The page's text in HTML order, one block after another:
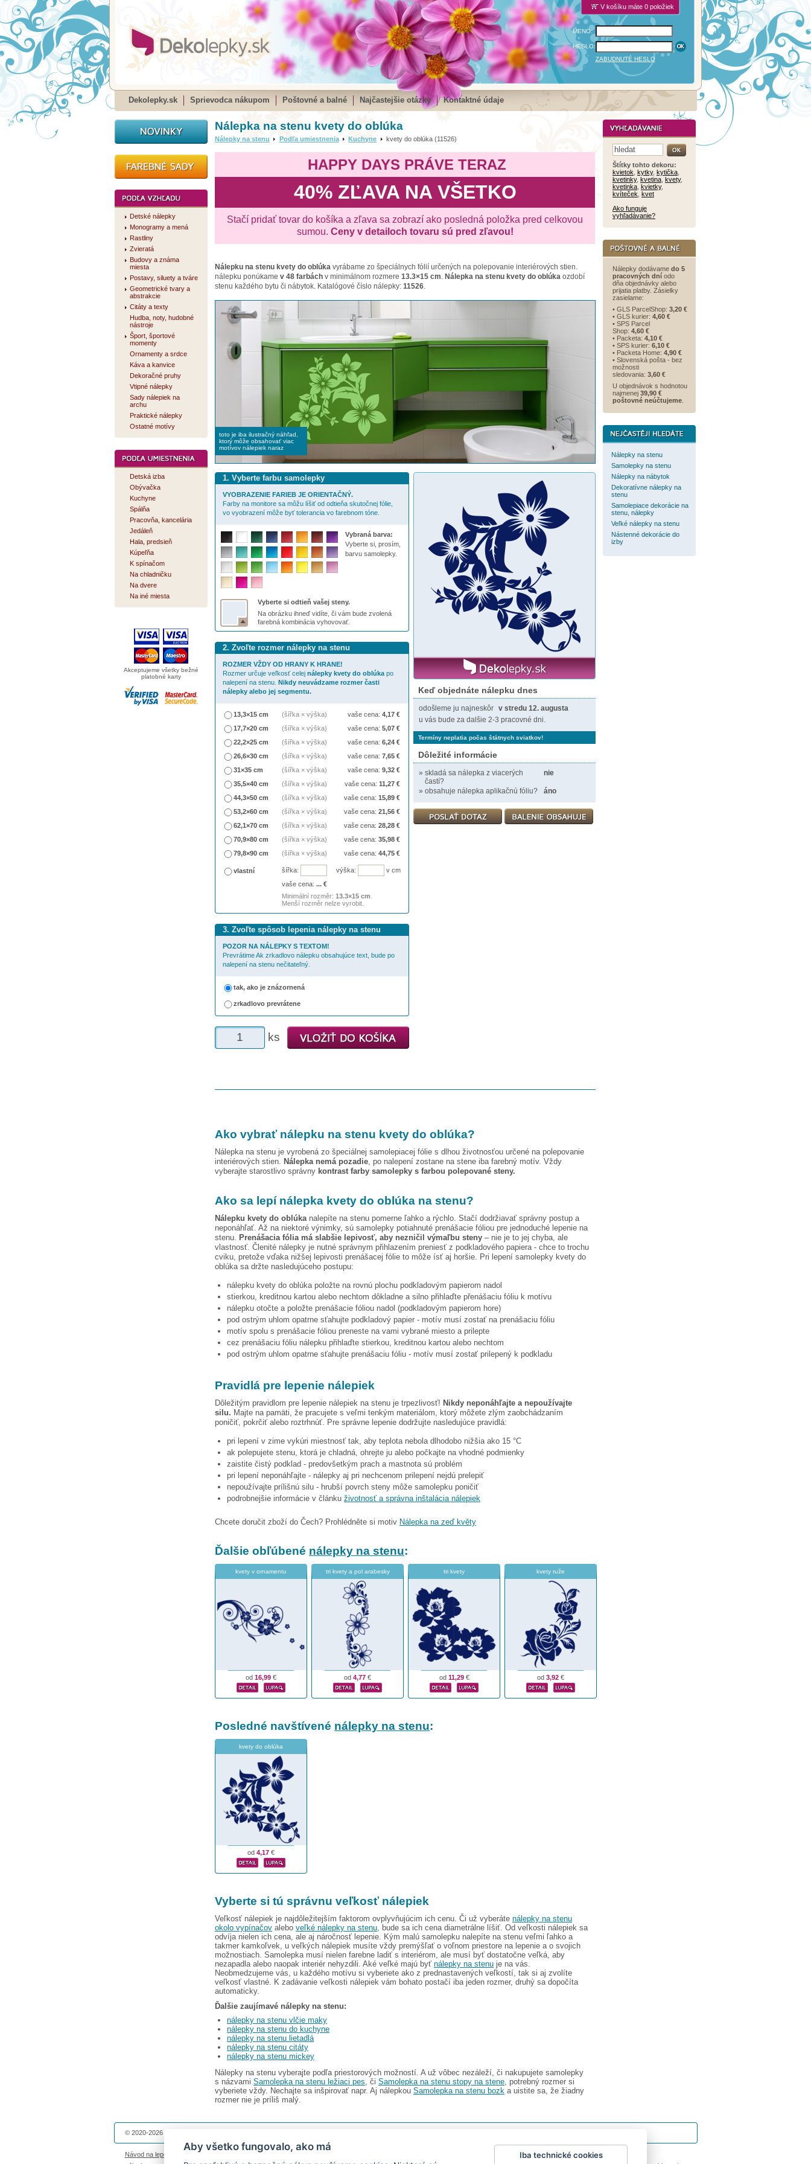
V košíku máte 0 položiek
MENO:
HESLO:
ZABUDNUTÉ HESLO
Dekolepky.sk Sprievodca nákupom Poštovné a balné Najčastejšie otázky Kontaktné údaje
Detské nálepky
Monogramy a mená
Rastliny
Zvieratá
Budovy a známa
miesta
Postavy, siluety a tváre
Geometrické tvary a
abstrakcie
Citáty a texty
Hudba, noty, hudobné
nástroje
Šport, športové
momenty
Ornamenty a srdce
Káva a kanvice
Dekoračné pruhy
Vtipné nálepky
Sady nálepiek na
archu
Praktické nálepky
Ostatné motívy
Detská izba
Obývačka
Kuchyne
Spálňa
Pracovňa, kancelária
Jedáleň
Hala, predsieň
Kúpeľňa
K spínačom
Na chladničku
Na dvere
Na iné miesta
Akceptujeme všetky bežné
platobné karty
Nálepka na stenu kvety do oblúka
Nálepky na stenu Podľa umiestnenia Kuchyne kvety do oblúka (11526)
HAPPY DAYS PRÁVE TERAZ
40% ZĽAVA NA VŠETKO
Stačí pridať tovar do košíka a zľava sa zobrazí ako posledná položka pred celkovou
sumou. Ceny v detailoch tovaru sú pred zľavou!
Nálepku na stenu kvety do oblúka vyrábame zo špeciálnych fólií určených na polepovanie interiérových stien.
nálepku ponúkame v 48 farbách v minimálnom rozmere 13.3×15 cm. Nálepka na stenu kvety do oblúka ozdobí
stenu každého bytu či nábytok. Katalógové číslo nálepky: 11526.
toto je iba ilustračný náhľad,
ktorý môže obsahovať viac
motívov nálepiek naraz
Keď objednáte nálepku dnes
odošleme ju najneskôr v stredu 12. augusta
u vás bude za dalšie 2-3 pracovné dni.
Termíny neplatia počas štátnych sviatkov!
Dôležité informácie
» skladá sa nálepka z viacerých
častí?
nie
» obsahuje nálepka aplikačnú fóliu? áno
1. Vyberte farbu samolepky
VYOBRAZENIE FARIEB JE ORIENTAČNÝ.
Farby na monitore sa môžu líšiť od odtieňa skutočnej fólie,
vo vyobrazení môže byť tolerancia vo farebnom tóne.
Vybraná barva:
Vyberte si, prosím,
barvu samolepky.
Vyberte si odtieň vašej steny.
Na obrázku ihneď vidíte, či vám bude zvolená
farebná kombinácia vyhovovať.
2. Zvoľte rozmer nálepky na stenu
ROZMER VŽDY OD HRANY K HRANE!
Rozmer určuje veľkosť celej nálepky kvety do oblúka po
nalepení na stenu. Nikdy neuvádzame rozmer časti
nálepky alebo jej segmentu.
13,3×15 cm (šířka × výška) vaše cena: 4,17 €
17,7×20 cm
(šířka × výška) vaše cena: 5,07 €
22,2×25 cm
(šířka × výška) vaše cena: 6,24 €
26,6×30 cm
(šířka × výška) vaše cena: 7,65 €
31×35 cm
(šířka × výška) vaše cena: 9,32 €
35,5×40 cm
(šířka × výška) vaše cena: 11,27 €
44,3×50 cm
(šířka × výška) vaše cena: 15,89 €
53,2×60 cm
(šířka × výška) vaše cena: 21,56 €
62,1×70 cm
(šířka × výška) vaše cena: 28,28 €
70,9×80 cm
(šířka × výška) vaše cena: 35,98 €
79,8×90 cm
(šířka × výška) vaše cena: 44,75 €
vlastní šířka: výška:
v cm
vaše cena: ... €
Minimální rozměr: 13.3×15 cm
Menší rozměr nelze vyrobit.
3. Zvoľte spôsob lepenia nálepky na stenu
POZOR NA NÁLEPKY S TEXTOM!
Prevrátime Ak zrkadlovo nálepku obsahujúce text, bude po
nalepení na stenu nečitateľný.
tak, ako je znázornená
zrkadlovo prevrátene
ks
Ako vybrať nálepku na stenu kvety do oblúka?
Nálepka na stenu je vyrobená zo špeciálnej samolepiacej fólie s dlhou životnosťou určené na polepovanie
interiérových stien. Nálepka nemá pozadie , po nalepení zostane na stene iba farebný motív. Vždy
vyberajte starostlivo správny kontrast farby samolepky s farbou polepované steny.
Ako sa lepí nálepka kvety do oblúka na stenu?
Nálepku kvety do oblúka nalepíte na stenu pomerne ľahko a rýchlo. Stačí dodržiavať správny postup a
neponáhľať. Až na niektoré výnimky, sú samolepky potiahnuté prenášacie fóliou pre jednoduché lepenie na
stenu. Prenášacia fólia má slabšie lepivosť, aby nezničil výmaľbu steny – nie je to jej chyba, ale
vlastnosť. Členité nálepky je nutné správnym přihlazením preniesť z podkladového papiera - chce to trochu
cviku, pretože vďaka nižšej lepivosti prenášacej fólie to môže ísť aj horšie. Pri lepení samolepky kvety do
oblúka sa držte nasledujúceho postupu:
nálepku kvety do oblúka položte na rovnú plochu podkladovým papierom nadol
stierkou, kreditnou kartou alebo nechtom dôkladne a silno přihlaďte přenášaciu fóliu k motívu
nálepku otočte a položte prenášacie fóliou nadol (podkladovým papierom hore)
pod ostrým uhlom opatrne sťahujte podkladový papier - motív musí zostať na prenášaciu fóliu
motív spolu s prenášacie fóliou preneste na vami vybrané miesto a prilepte
cez prenášaciu fóliu nálepku přihlaďte stierkou, kreditnou kartou alebo nechtom
pod ostrým uhlom opatrne sťahujte prenášaciu fóliu - motív musí zostať prilepený k podkladu
Pravidlá pre lepenie nálepiek
Dôležitým pravidlom pre lepenie nálepiek na stenu je trpezlivosť! Nikdy neponáhľajte a nepoužívajte
silu. Majte na pamäti, že pracujete s veľmi tenkým materiálom, ktorý môžete zlým zaobchádzaním
poničiť, pokrčiť alebo roztrhnúť. Pre správne lepenie dodržujte nasledujúce pravidlá:
pri lepení v zime vykúri miestnosť tak, aby teplota nebola dlhodobo nižšia ako 15 °C
ak polepujete stenu, ktorá je chladná, ohrejte ju alebo počkajte na vhodné podmienky
zaistite čistý podklad - predovšetkým prach a mastnota sú problém
pri lepení neponáhľajte - nálepky aj pri nechcenom prilepení nejdú prelepiť
nepoužívajte prílišnú silu - hrubší povrch steny môže samolepku poničiť
podrobnejšie informácie v článku životnosť a správna inštalácia nálepiek
Chcete doručit zboží do Čech? Prohlédněte si motiv Nálepka na zeď květy
Ďalšie obľúbené nálepky na stenu:
kvety v ornamentu
od 16,99 €
tri kvety a pol arabesky
od 4,77 €
tri kvety
od 11,29€
kvety ruže
od 3,92 €
Posledné navštívené nálepky na stenu:
kvety do oblúka
od 4,17 €
Vyberte si tú správnu veľkosť nálepiek
Veľkosť nálepiek je najdôležitejším faktorom ovplyvňujúcim ich cenu. Či už vyberáte nálepky na stenu
okolo vypínačov alebo veľké nálepky na stenu , bude sa ich cena diametrálne líšiť. Od veľkosti nálepiek sa
odvíja nielen ich cena, ale aj náročnosť lepenie. Kým malú samolepku nalepíte na stenu veľmi ľahko a
takmer kamkoľvek, u veľkých nálepiek musíte vždy premýšľať o voľnom priestore na lepenie a o svojich
možnostiach. Samolepka musí nielen farebne ladiť s interiérom, ale musí byť dostatočne veľká, aby
nezapadla alebo naopak interiér nehyzdili. Aké veľké majú byť nálepky na stenu je na vás.
Neobmedzujeme vás, u každého motívu si vyberiete ako z prednastavených veľkostí, tak si aj zvolíte
veľkosť vlastné. K zadávanie veľkosti nálepiek vám bohato postačí iba jeden rozmer, druhý sa dopočíta
automaticky.
Ďalšie zaujímavé nálepky na stenu:
nálepky na stenu vlčie maky
nálepky na stenu do kuchyne
nálepky na stenu lietadlá
nálepky na stenu citáty
nálepky na stenu mickey
Nálepky na stenu vyberajte podľa priestorových možností. A už vôbec nezáleží, či nakupujete samolepky
s názvami Samolepka na stenu ležiaci pes , či Samolepka na stenu stopy na stene , potrebný rozmer si
vyberiete vždy. Nechajte sa inšpirovať napr. Aj nálepkou Samolepka na stenu bozk a uistite sa, že žiadny
rozmer nie je príliš malý.
Štítky tohto dekoru:
kvietok kytky, kytička
kvetinky, kvetina kvety,
kvetinka kvietky,
kvíteček kvet
Ako funguje
vyhľadávanie?
Nálepky dodávame do 5
pracovných dní odo
dňa objednávky alebo
prijatia platby. Zásielky
zasielame:
• GLS ParcelShop: 3,20 €
• GLS kurier: 4,60 €
• SPS Parcel
Shop: 4,60 €
• Packeta: 4,10 €
• SPS kurier: 6,10 €
• Packeta Home: 4,90 €
• Slovenská pošta - bez
možnosti
sledovania: 3,60 €
U objednávok s hodnotou
najmenej 39,90 €
poštovné neúčtujeme
Nálepky na stenu
Samolepky na stenu
Nálepky na nábytok
Dekoratívne nálepky na
stenu
Samolepiace dekorácie na
stenu, nálepky
Veľké nálepky na stenu
Nástenné dekorácie do
izby
© 2020-2026 Dekolepky.sk prevádzkuje
Návod na lepenie Životnosť nálepiek na stenu| Magazín Reklamačný poriadok|Impressum
Aby všetko fungovalo, ako má
Iba technické cookies